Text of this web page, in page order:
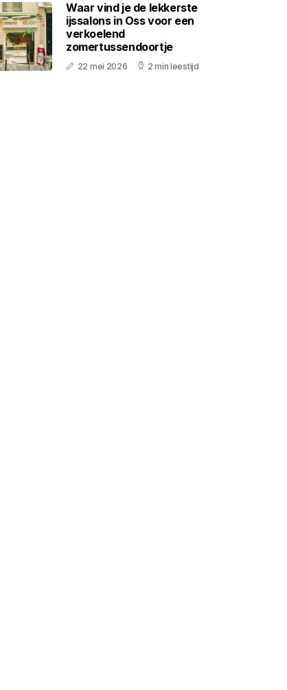
Waar vind je de lekkerste
ijssalons in Oss voor een
verkoelend
zomertussendoortje
22 mei 2026 2 min leestijd